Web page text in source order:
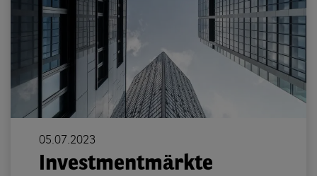
05.07.2023
Investmentmärkte